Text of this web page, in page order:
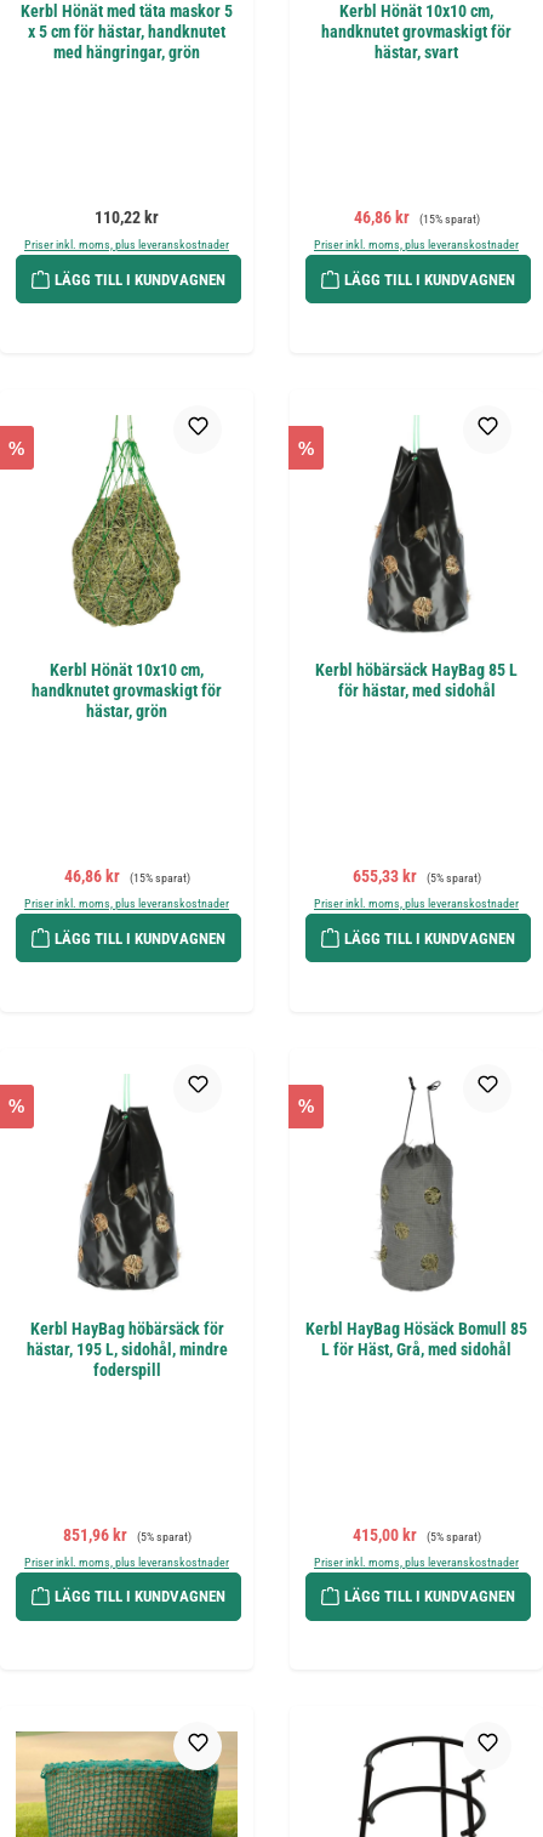
Kerbl Hönät med täta maskor 5
x 5 cm för hästar, handknutet
med hängringar, grön
Ordinarie pris:
110,22 kr
Priser inkl. moms, plus leveranskostnader
LÄGG TILL I KUNDVAGNEN
Kerbl Hönät 10x10 cm,
handknutet grovmaskigt för
hästar, svart
Försäljningspris:
46,86 kr Ordinarie pris:
(15% sparat)
Priser inkl. moms, plus leveranskostnader
LÄGG TILL I KUNDVAGNEN
%
Kerbl Hönät 10x10 cm,
handknutet grovmaskigt för
hästar, grön
Försäljningspris:
46,86 kr Ordinarie pris:
(15% sparat)
Priser inkl. moms, plus leveranskostnader
LÄGG TILL I KUNDVAGNEN
%
Kerbl höbärsäck HayBag 85 L
för hästar, med sidohål
Försäljningspris:
655,33 kr Ordinarie pris:
(5% sparat)
Priser inkl. moms, plus leveranskostnader
LÄGG TILL I KUNDVAGNEN
%
Kerbl HayBag höbärsäck för
hästar, 195 L, sidohål, mindre
foderspill
Försäljningspris:
851,96 kr Ordinarie pris:
(5% sparat)
Priser inkl. moms, plus leveranskostnader
LÄGG TILL I KUNDVAGNEN
%
Kerbl HayBag Hösäck Bomull 85
L för Häst, Grå, med sidohål
Försäljningspris:
415,00 kr Ordinarie pris:
(5% sparat)
Priser inkl. moms, plus leveranskostnader
LÄGG TILL I KUNDVAGNEN